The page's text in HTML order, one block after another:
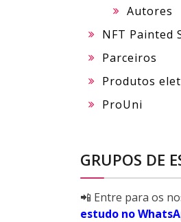
Autores
NFT Painted
Parceiros
Produtos
ProUni
GRUPOS DE
📲 Entre para os
estudo no